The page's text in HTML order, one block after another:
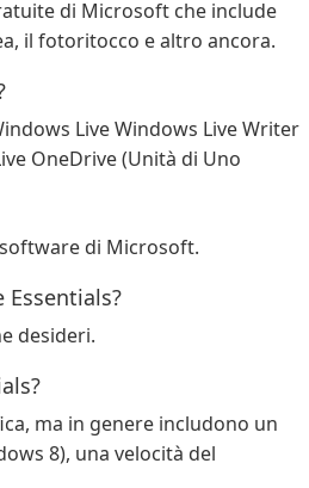
di Microsoft che include
il fotoritocco e altro ancora.
Live Windows Live Writer
OneDrive (Unità di Uno
di Microsoft.
desideri.
ma in genere includono un
8), una velocità del